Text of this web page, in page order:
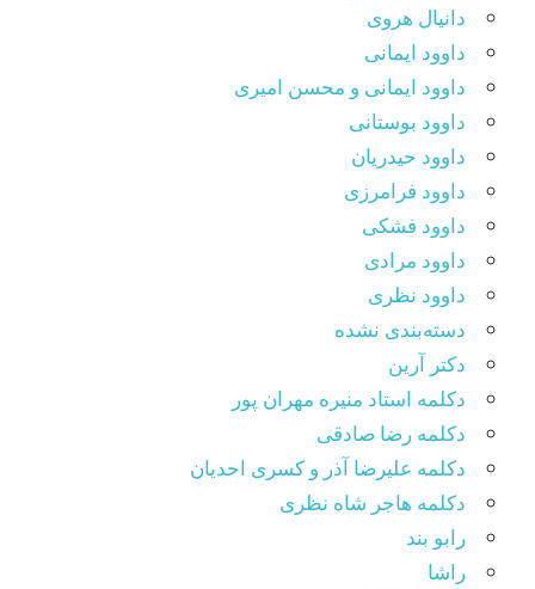
دانیال هروی
داوود ایمانی
داوود ایمانی و محسن امیری
داوود بوستانی
داوود حیدریان
داوود فرامرزی
داوود فشکی
داوود مرادی
داوود نظری
دسته‌بندی نشده
دکتر آرین
دکلمه استاد منیره مهران پور
دکلمه رضا صادقی
دکلمه علیرضا آذر و کسری احدیان
دکلمه هاجر شاه نظری
رابو بند
راشا